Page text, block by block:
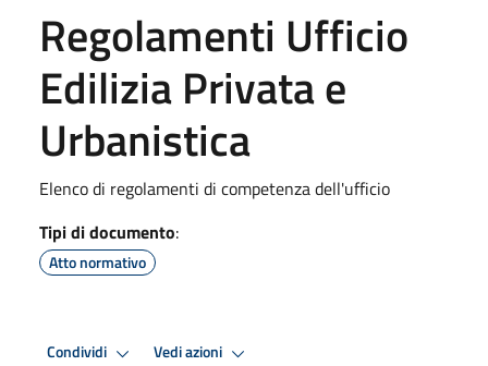
Regolamenti Ufficio
Edilizia Privata e
Urbanistica
Elenco di regolamenti di competenza dell'ufficio
Tipi di documento:
Atto normativo
Condividi Vedi azioni